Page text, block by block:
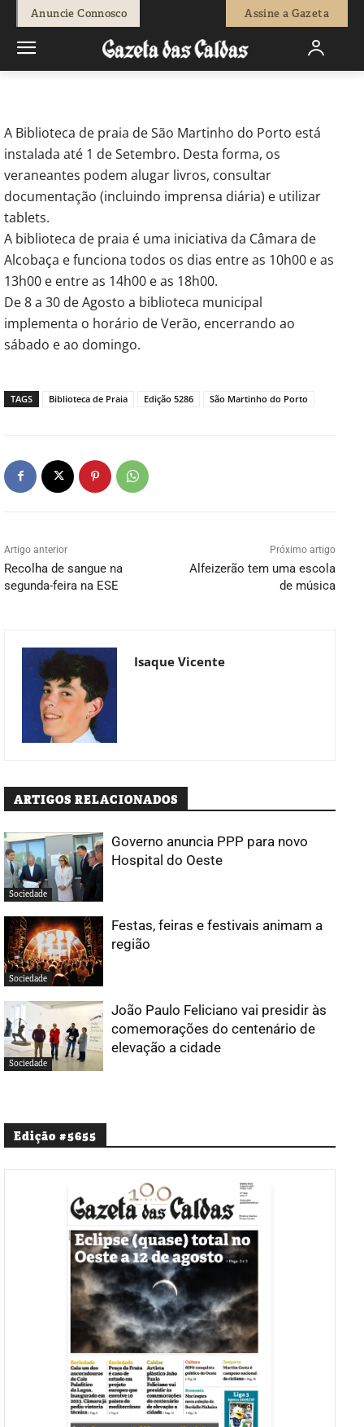
Anuncie Connosco Assine a Gazeta
Isaque Vicente - 682 0
A Biblioteca de praia de São Martinho do Porto está
instalada até 1 de Setembro. Desta forma, os
veraneantes podem alugar livros, consultar
documentação (incluindo imprensa diária) e utilizar
tablets.
A biblioteca de praia é uma iniciativa da Câmara de
Alcobaça e funciona todos os dias entre as 10h00 e as
13h00 e entre as 14h00 e as 18h00.
De 8 a 30 de Agosto a biblioteca municipal
implementa o horário de Verão, encerrando ao
sábado e ao domingo.
TAGS Biblioteca de Praia Edição 5286 São Martinho do Porto
Artigo anterior
Recolha de sangue na
segunda-feira na ESE
Próximo artigo
Alfeizerão tem uma escola
de música
Isaque Vicente
ARTIGOS RELACIONADOS
Sociedade
Governo anuncia PPP para novo
Hospital do Oeste
Sociedade
Festas, feiras e festivais animam a
região
Sociedade
João Paulo Feliciano vai presidir às
comemorações do centenário de
elevação a cidade
Edição #5655